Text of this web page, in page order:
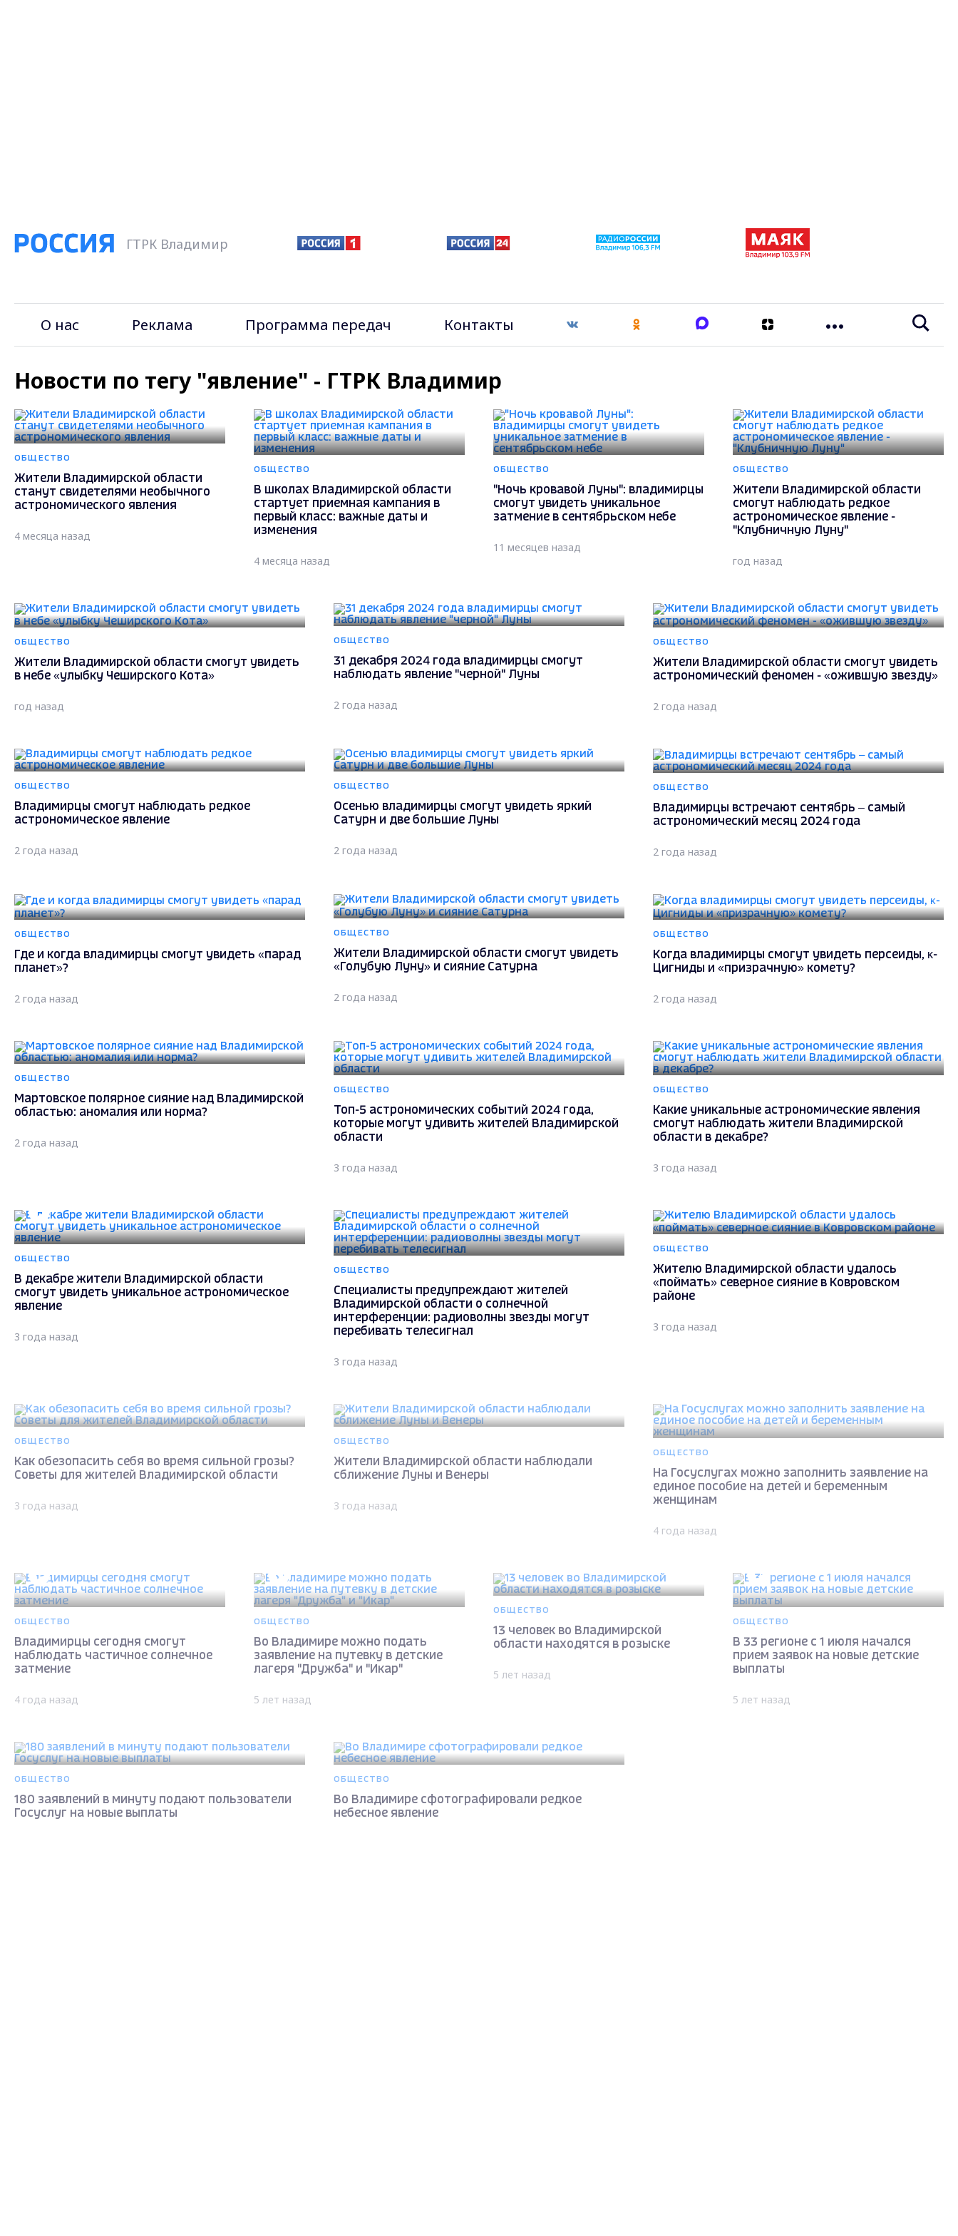
ГТРК Владимир
О нас Реклама Программа передач Контакты
Новости по тегу "явление" - ГТРК Владимир
ОБЩЕСТВО
Жители Владимирской области
станут свидетелями необычного
астрономического явления
4 месяца назад
ОБЩЕСТВО
В школах Владимирской области
стартует приемная кампания в
первый класс: важные даты и
изменения
4 месяца назад
ОБЩЕСТВО
"Ночь кровавой Луны": владимирцы
смогут увидеть уникальное
затмение в сентябрьском небе
11 месяцев назад
ОБЩЕСТВО
Жители Владимирской области
смогут наблюдать редкое
астрономическое явление -
"Клубничную Луну"
год назад
ОБЩЕСТВО
Жители Владимирской области смогут увидеть
в небе «улыбку Чеширского Кота»
год назад
ОБЩЕСТВО
31 декабря 2024 года владимирцы смогут
наблюдать явление "черной" Луны
2 года назад
ОБЩЕСТВО
Жители Владимирской области смогут увидеть
астрономический феномен - «ожившую звезду»
2 года назад
ОБЩЕСТВО
Владимирцы смогут наблюдать редкое
астрономическое явление
2 года назад
ОБЩЕСТВО
Осенью владимирцы смогут увидеть яркий
Сатурн и две большие Луны
2 года назад
ОБЩЕСТВО
Владимирцы встречают сентябрь – самый
астрономический месяц 2024 года
2 года назад
ОБЩЕСТВО
Где и когда владимирцы смогут увидеть «парад
планет»?
2 года назад
ОБЩЕСТВО
Жители Владимирской области смогут увидеть
«Голубую Луну» и сияние Сатурна
2 года назад
ОБЩЕСТВО
Когда владимирцы смогут увидеть персеиды, κ-
Цигниды и «призрачную» комету?
2 года назад
ОБЩЕСТВО
Мартовское полярное сияние над Владимирской
областью: аномалия или норма?
2 года назад
ОБЩЕСТВО
Топ-5 астрономических событий 2024 года,
которые могут удивить жителей Владимирской
области
3 года назад
ОБЩЕСТВО
Какие уникальные астрономические явления
смогут наблюдать жители Владимирской
области в декабре?
3 года назад
ОБЩЕСТВО
В декабре жители Владимирской области
смогут увидеть уникальное астрономическое
явление
3 года назад
ОБЩЕСТВО
Специалисты предупреждают жителей
Владимирской области о солнечной
интерференции: радиоволны звезды могут
перебивать телесигнал
3 года назад
ОБЩЕСТВО
Жителю Владимирской области удалось
«поймать» северное сияние в Ковровском
районе
3 года назад
ОБЩЕСТВО
Как обезопасить себя во время сильной грозы?
Советы для жителей Владимирской области
3 года назад
ОБЩЕСТВО
Жители Владимирской области наблюдали
сближение Луны и Венеры
3 года назад
ОБЩЕСТВО
На Госуслугах можно заполнить заявление на
единое пособие на детей и беременным
женщинам
4 года назад
ОБЩЕСТВО
Владимирцы сегодня смогут
наблюдать частичное солнечное
затмение
4 года назад
ОБЩЕСТВО
Во Владимире можно подать
заявление на путевку в детские
лагеря "Дружба" и "Икар"
5 лет назад
ОБЩЕСТВО
13 человек во Владимирской
области находятся в розыске
5 лет назад
ОБЩЕСТВО
В 33 регионе с 1 июля начался
прием заявок на новые детские
выплаты
5 лет назад
ОБЩЕСТВО
180 заявлений в минуту подают пользователи
Госуслуг на новые выплаты
ОБЩЕСТВО
Во Владимире сфотографировали редкое
небесное явление